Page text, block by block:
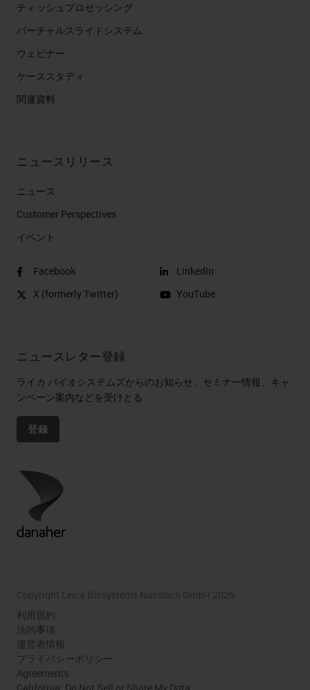
ティッシュプロセッシング
バーチャルスライドシステム
ウェビナー
ケーススタディ
関連資料
ニュースリリース
ニュース
Customer Perspectives​
イベント
Facebook
X (formerly Twitter)
LinkedIn
YouTube
ニュースレター登録
ライカ バイオシステムズからのお知らせ、セミナー情報、キャ
ンペーン案内などを受けとる
登録
Copyright Leica Biosystems Nussloch GmbH 2026
利用規約
法的事項
運営者情報
プライバシーポリシー
Agreements